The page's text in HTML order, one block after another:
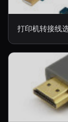
打印机转接线